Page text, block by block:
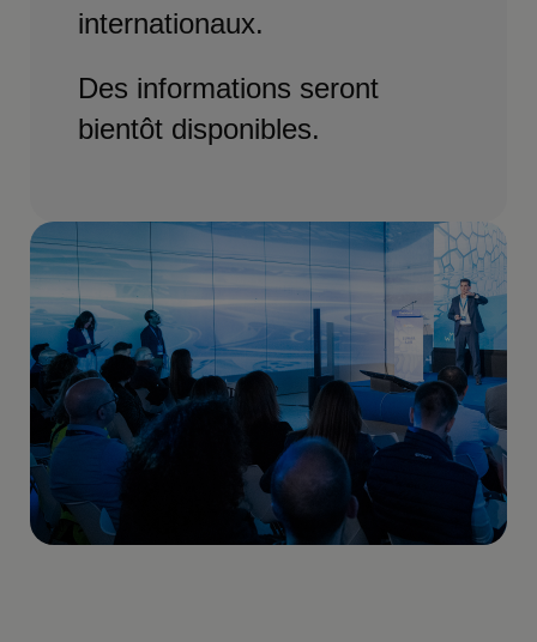
internationaux.
Des informations seront
bientôt disponibles.